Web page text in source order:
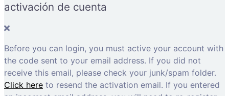
activación de cuenta
Before you can login, you must active your account with
the code sent to your email address. If you did not
receive this email, please check your junk/spam folder.
Click here to resend the activation email. If you entered